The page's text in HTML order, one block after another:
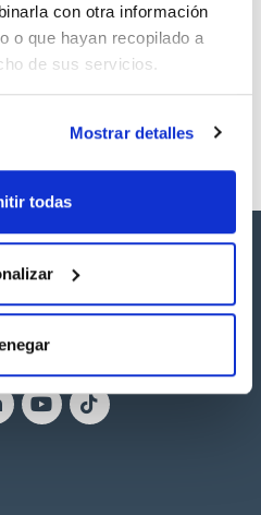
con otra información
o que hayan recopilado a
de sus servicios.
Mostrar detalles
todas
con esta imagen son
habitualmente en stock,